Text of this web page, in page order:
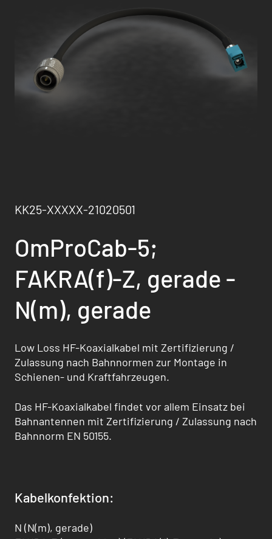
KK25-XXXXX-21020501
OmProCab-5;
FAKRA(f)-Z, gerade -
N(m), gerade
Low Loss HF-Koaxialkabel mit Zertifizierung /
Zulassung nach Bahnnormen zur Montage in
Schienen- und Kraftfahrzeugen.
Das HF-Koaxialkabel findet vor allem Einsatz bei
Bahnantennen mit Zertifizierung / Zulas­sung nach
Bahnnorm EN 50155.
Kabelkonfektion:
N (N(m), gerade)